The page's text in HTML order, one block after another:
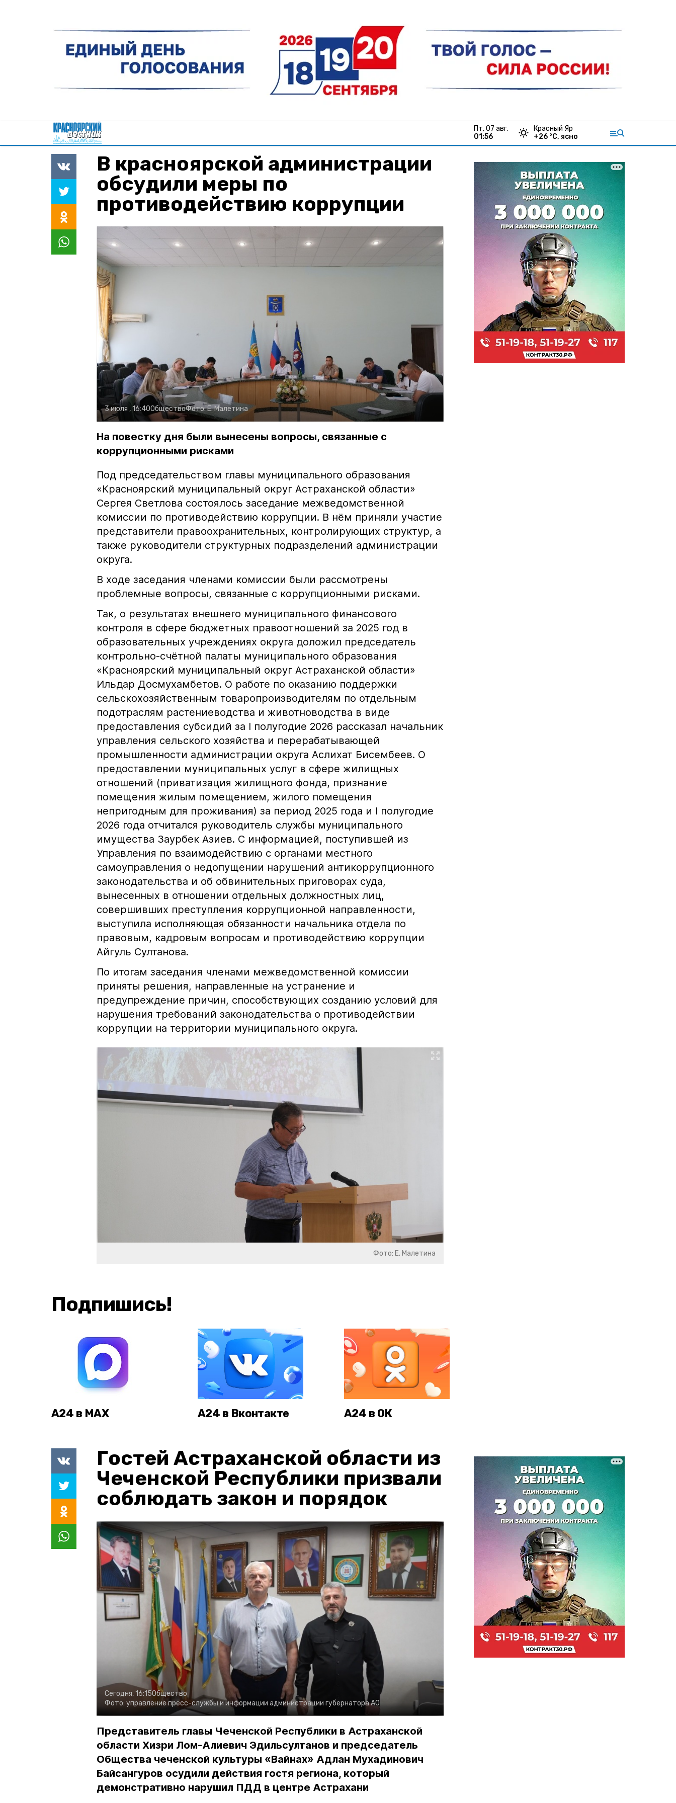
пт, 07 авг.
01:56
Красный Яр
+26 °С, ясно
В красноярской администрации
обсудили меры по
противодействию коррупции
3 июля , 16:40ОбществоФото:Е. Малетина
На повестку дня были вынесены вопросы, связанные с
коррупционными рисками
Под председательством главы муниципального образования
«Красноярский муниципальный округ Астраханской области»
Сергея Светлова состоялось заседание межведомственной
комиссии по противодействию коррупции. В нём приняли участие
представители правоохранительных, контролирующих структур, а
также руководители структурных подразделений администрации
округа.
В ходе заседания членами комиссии были рассмотрены
проблемные вопросы, связанные с коррупционными рисками.
Так, о результатах внешнего муниципального финансового
контроля в сфере бюджетных правоотношений за 2025 год в
образовательных учреждениях округа доложил председатель
контрольно-счётной палаты муниципального образования
«Красноярский муниципальный округ Астраханской области»
Ильдар Досмухамбетов. О работе по оказанию поддержки
сельскохозяйственным товаропроизводителям по отдельным
подотраслям растениеводства и животноводства в виде
предоставления субсидий за I полугодие 2026 рассказал начальник
управления сельского хозяйства и перерабатывающей
промышленности администрации округа Аслихат Бисембеев. О
предоставлении муниципальных услуг в сфере жилищных
отношений (приватизация жилищного фонда, признание
помещения жилым помещением, жилого помещения
непригодным для проживания) за период 2025 года и I полугодие
2026 года отчитался руководитель службы муниципального
имущества Заурбек Азиев. С информацией, поступившей из
Управления по взаимодействию с органами местного
самоуправления о недопущении нарушений антикоррупционного
законодательства и об обвинительных приговорах суда,
вынесенных в отношении отдельных должностных лиц,
совершивших преступления коррупционной направленности,
выступила исполняющая обязанности начальника отдела по
правовым, кадровым вопросам и противодействию коррупции
Айгуль Султанова.
По итогам заседания членами межведомственной комиссии
приняты решения, направленные на устранение и
предупреждение причин, способствующих созданию условий для
нарушения требований законодательства о противодействии
коррупции на территории муниципального округа.
Фото: Е. Малетина
Подпишись!
А24 в MAX А24 в Вконтакте А24 в ОК
Гостей Астраханской области из
Чеченской Республики призвали
соблюдать закон и порядок
Сегодня, 16:15Общество
Фото: управление пресс-службы и информации администрации губернатора АО
Представитель главы Чеченской Республики в Астраханской
области Хизри Лом-Алиевич Эдильсултанов и председатель
Общества чеченской культуры «Вайнах» Адлан Мухадинович
Байсангуров осудили действия гостя региона, который
демонстративно нарушил ПДД в центре Астрахани